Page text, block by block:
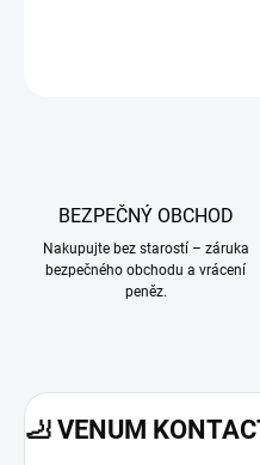
BEZPEČNÝ OBCHOD
Nakupujte bez starostí – záruka
bezpečného obchodu a vrácení
peněz.
🦶 VENUM